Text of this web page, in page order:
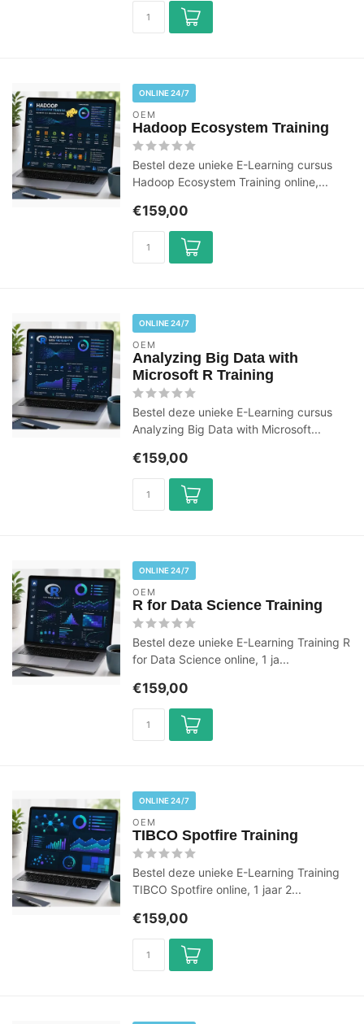
ONLINE 24/7
OEM
Hadoop Ecosystem Training
Bestel deze unieke E-Learning cursus
Hadoop Ecosystem Training online,...
€159,00
ONLINE 24/7
OEM
Analyzing Big Data with
Microsoft R Training
Bestel deze unieke E-Learning cursus
Analyzing Big Data with Microsoft...
€159,00
ONLINE 24/7
OEM
R for Data Science Training
Bestel deze unieke E-Learning Training R
for Data Science online, 1 ja...
€159,00
ONLINE 24/7
OEM
TIBCO Spotfire Training
Bestel deze unieke E-Learning Training
TIBCO Spotfire online, 1 jaar 2...
€159,00